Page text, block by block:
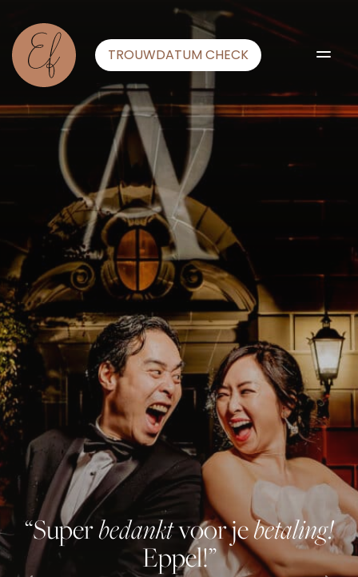
TROUWDATUM CHECK
“Superbedanktvoor jebetaling!
Eppel!”